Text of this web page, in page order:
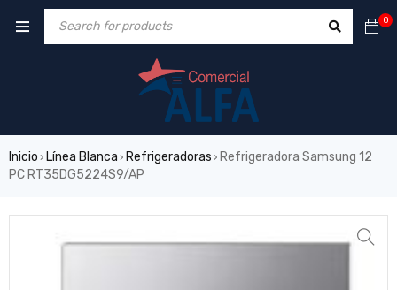
0
Inicio › Línea Blanca › Refrigeradoras › Refrigeradora Samsung 12
PC RT35DG5224S9/AP